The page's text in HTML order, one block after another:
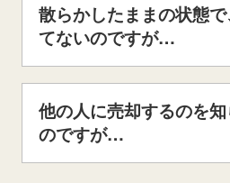
散らかしたままの状態
てないのですが…
他の人に売却するのを
のですが…